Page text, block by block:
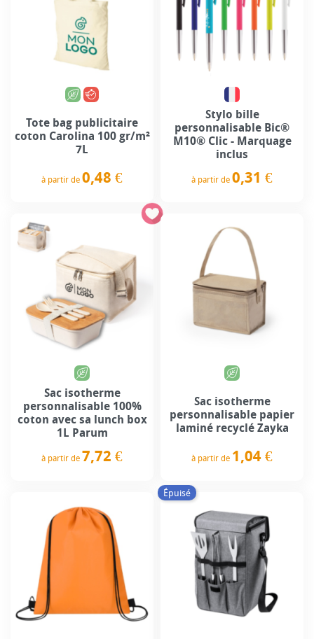
Tote bag publicitaire
coton Carolina 100 gr/m²
7L
à partir de 0,48 €
Stylo bille
personnalisable Bic®
M10® Clic - Marquage
inclus
à partir de 0,31 €
Sac isotherme
personnalisable 100%
coton avec sa lunch box
1L Parum
à partir de 7,72 €
Sac isotherme
personnalisable papier
laminé recyclé Zayka
à partir de 1,04 €
Épuisé